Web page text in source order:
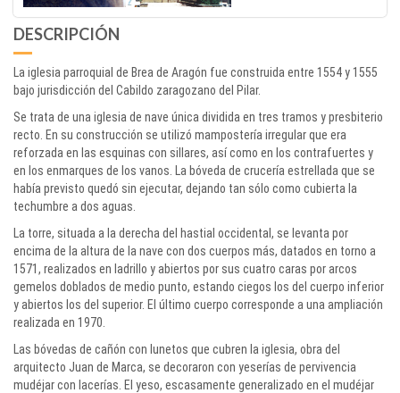
DESCRIPCIÓN
La iglesia parroquial de Brea de Aragón fue construida entre 1554 y 1555
bajo jurisdicción del Cabildo zaragozano del Pilar.
Se trata de una iglesia de nave única dividida en tres tramos y presbiterio
recto. En su construcción se utilizó mampostería irregular que era
reforzada en las esquinas con sillares, así como en los contrafuertes y
en los enmarques de los vanos. La bóveda de crucería estrellada que se
había previsto quedó sin ejecutar, dejando tan sólo como cubierta la
techumbre a dos aguas.
La torre, situada a la derecha del hastial occidental, se levanta por
encima de la altura de la nave con dos cuerpos más, datados en torno a
1571, realizados en ladrillo y abiertos por sus cuatro caras por arcos
gemelos doblados de medio punto, estando ciegos los del cuerpo inferior
y abiertos los del superior. El último cuerpo corresponde a una ampliación
realizada en 1970.
Las bóvedas de cañón con lunetos que cubren la iglesia, obra del
arquitecto Juan de Marca, se decoraron con yeserías de pervivencia
mudéjar con lacerías. El yeso, escasamente generalizado en el mudéjar